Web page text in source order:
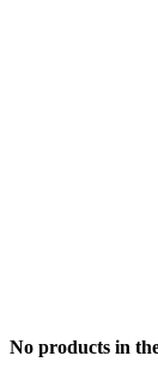
No products in